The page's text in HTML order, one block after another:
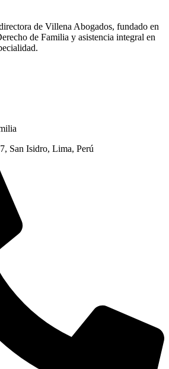
de Villena Abogados, fundado en
de Familia y asistencia integral en
San Isidro, Lima, Perú